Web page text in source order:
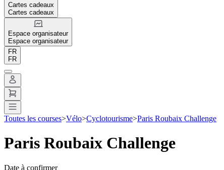
Cartes cadeaux
Cartes cadeaux
Espace organisateur
Espace organisateur
FR
FR
Toutes les courses>Vélo>Cyclotourisme>Paris Roubaix Challenge
Paris Roubaix Challenge
Date à confirmer